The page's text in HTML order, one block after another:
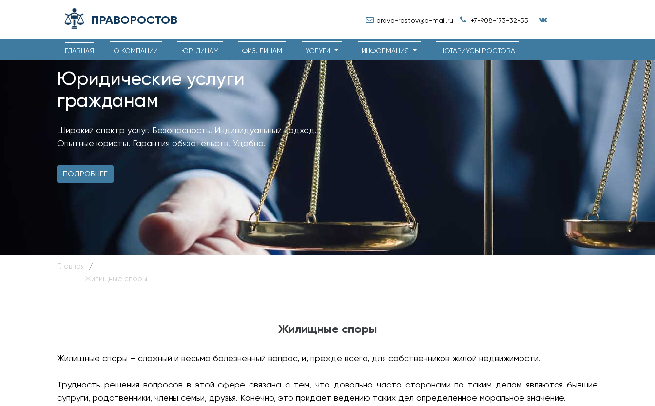
ПРАВОРОСТОВ pravo-rostov@b-mail.ru +7-908-173-32-55
ГЛАВНАЯ О КОМПАНИИ ЮР. ЛИЦАМ ФИЗ. ЛИЦАМ УСЛУГИ ИНФОРМАЦИЯ НОТАРИУСЫ РОСТОВА
Юридические услуги
гражданам
Широкий спектр услуг. Безопасность. Индивидуальный подход.
Опытные юристы. Гарантия обязательств. Удобно.
ПОДРОБНЕЕ
Главная
Жилищные споры
Жилищные споры
Жилищные споры – сложный и весьма болезненный вопрос, и, прежде всего, для собственников жилой недвижимости.
Трудность решения вопросов в этой сфере связана с тем, что довольно часто сторонами по таким делам являются бывшие
супруги, родственники, члены семьи, друзья. Конечно, это придает ведению таких дел определенное моральное значение.